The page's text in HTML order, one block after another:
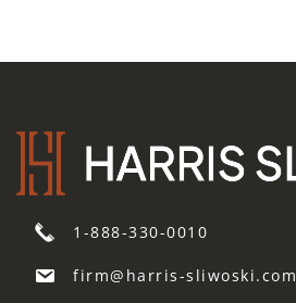
1-888-330-0010
firm@harris-sliwoski.com